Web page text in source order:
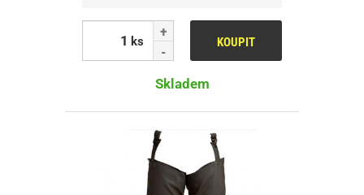
ks KOUPIT
Skladem